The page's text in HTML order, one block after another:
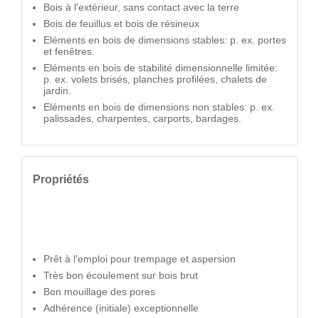
Bois à l'extérieur, sans contact avec la terre
Bois de feuillus et bois de résineux
Eléments en bois de dimensions stables: p. ex. portes
et fenêtres.
Eléments en bois de stabilité dimensionnelle limitée:
p. ex. volets brisés, planches profilées, chalets de
jardin.
Eléments en bois de dimensions non stables: p. ex.
palissades, charpentes, carports, bardages.
Propriétés
Prêt à l'emploi pour trempage et aspersion
Très bon écoulement sur bois brut
Bon mouillage des pores
Adhérence (initiale) exceptionnelle